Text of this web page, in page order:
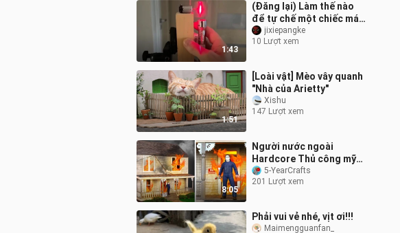
1:43
(Đăng lại) Làm thế nào
để tự chế một chiếc máy
cân bằng laser?
jixiepangke
10 Lượt xem
1:51
[Loài vật] Mèo vây quanh
"Nhà của Arietty"
Xishu
147 Lượt xem
8:05
Người nước ngoài
Hardcore Thủ công mỹ
nghệ: Kinh dị với Phong
cảnh thu nhỏ thủ công 🏠
5-YearCrafts
201 Lượt xem
Phải vui vẻ nhé, vịt ơi!!!
Maimengguanfan_